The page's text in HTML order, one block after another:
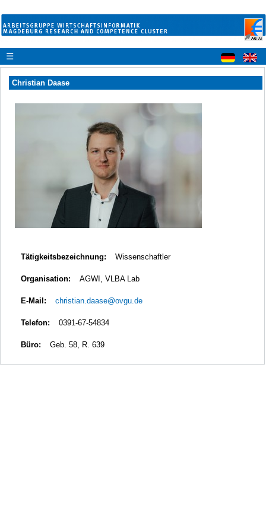
☰
Christian Daase
Tätigkeitsbezeichnung: Wissenschaftler
Organisation: AGWI, VLBA Lab
E-Mail: christian.daase@ovgu.de
Telefon: 0391-67-54834
Büro: Geb. 58, R. 639